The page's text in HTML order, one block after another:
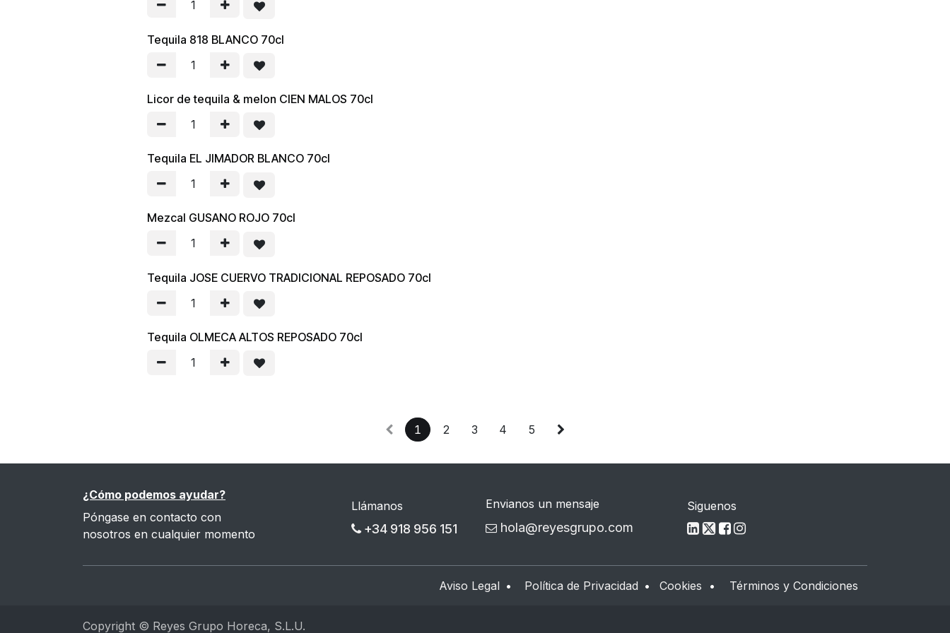
Tequila 818 BLANCO 70cl
Licor de tequila & melon CIEN MALOS 70cl
Tequila EL JIMADOR BLANCO 70cl
Mezcal GUSANO ROJO 70cl
Tequila JOSE CUERVO TRADICIONAL REPOSADO 70cl
Tequila OLMECA ALTOS REPOSADO 70cl
1 2 3 4 5
¿Cómo podemos ayudar?
Póngase en contacto con
nosotros en cualquier momento
Llámanos
+34 918 956 151
Envianos un mensaje
hola@reyesgrupo.com
Siguenos
Aviso Legal • Política de Privacidad • Cookies • Términos y Condiciones
Copyright © Reyes Grupo Horeca, S.L.U.